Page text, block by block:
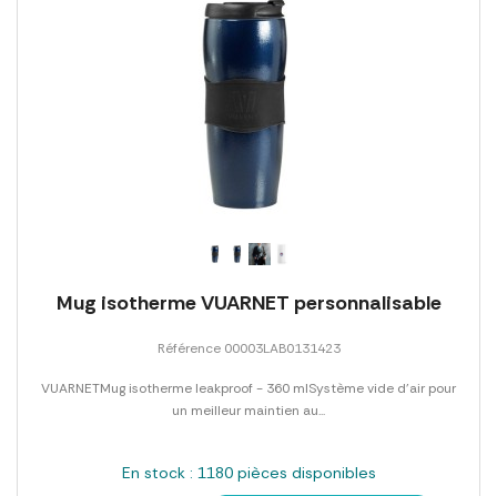
Mug isotherme VUARNET personnalisable
Référence 00003LAB0131423
VUARNETMug isotherme leakproof - 360 mlSystème vide d'air pour
un meilleur maintien au...
En stock : 1180 pièces disponibles